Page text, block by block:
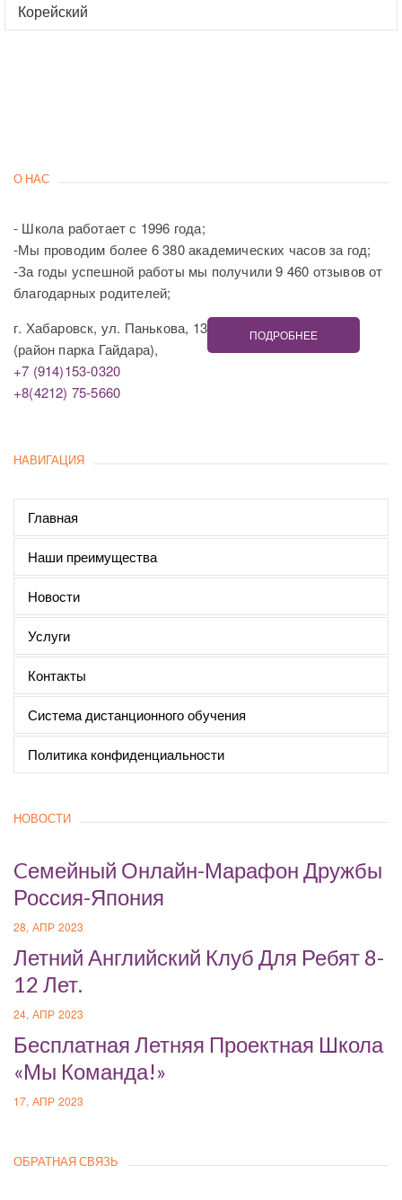
Корейский
О НАС
- Школа работает с 1996 года;
-Мы проводим более 6 380 академических часов за год;
-За годы успешной работы мы получили 9 460 отзывов от
благодарных родителей;
г. Хабаровск, ул. Панькова, 13
(район парка Гайдара),
+7 (914)153-0320
+8(4212) 75-5660
ПОДРОБНЕЕ
НАВИГАЦИЯ
Главная
Наши преимущества
Новости
Услуги
Контакты
Система дистанционного обучения
Политика конфиденциальности
НОВОСТИ
Cемейный Онлайн-Марафон Дружбы
Россия-Япония
28, АПР 2023
Летний Английский Клуб Для Ребят 8-
12 Лет.
24, АПР 2023
Бесплатная Летняя Проектная Школа
«Мы Команда!»
17, АПР 2023
ОБРАТНАЯ СВЯЗЬ